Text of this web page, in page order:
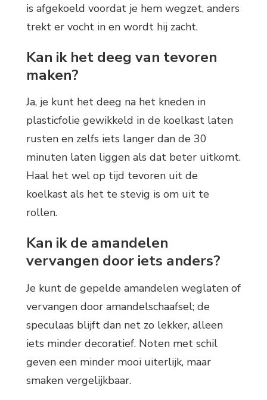
is afgekoeld voordat je hem wegzet, anders
trekt er vocht in en wordt hij zacht.
Kan ik het deeg van tevoren
maken?
Ja, je kunt het deeg na het kneden in
plasticfolie gewikkeld in de koelkast laten
rusten en zelfs iets langer dan de 30
minuten laten liggen als dat beter uitkomt.
Haal het wel op tijd tevoren uit de
koelkast als het te stevig is om uit te
rollen.
Kan ik de amandelen
vervangen door iets anders?
Je kunt de gepelde amandelen weglaten of
vervangen door amandelschaafsel; de
speculaas blijft dan net zo lekker, alleen
iets minder decoratief. Noten met schil
geven een minder mooi uiterlijk, maar
smaken vergelijkbaar.